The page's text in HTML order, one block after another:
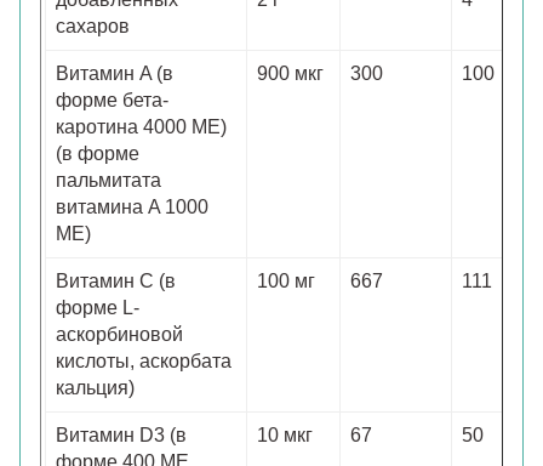
сахаров
Витамин A (в
форме бета-
каротина 4000 МЕ)
(в форме
пальмитата
витамина A 1000
МЕ)
900 мкг 300 100
Витамин С (в
форме L-
аскорбиновой
кислоты, аскорбата
кальция)
100 мг 667 111
Витамин D3 (в
форме 400 МЕ
10 мкг 67 50